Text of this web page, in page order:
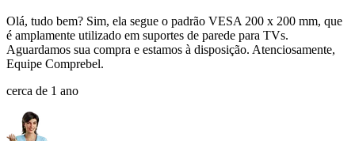
Olá, tudo bem? Sim, ela segue o padrão VESA 200 x 200 mm, que
é amplamente utilizado em suportes de parede para TVs.
Aguardamos sua compra e estamos à disposição. Atenciosamente,
Equipe Comprebel.
cerca de 1 ano